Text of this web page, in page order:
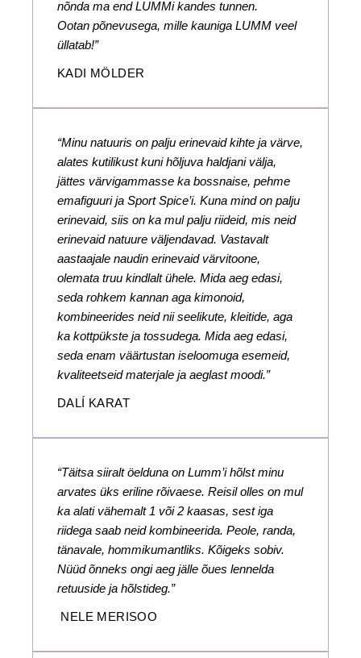
nõnda ma end LUMMi kandes tunnen.
Ootan põnevusega, mille kauniga LUMM veel
üllatab!”
KADI MÖLDER
“Minu natuuris on palju erinevaid kihte ja värve,
alates kutilikust kuni hõljuva haldjani välja,
jättes värvigammasse ka bossnaise, pehme
emafiguuri ja Sport Spice’i. Kuna mind on palju
erinevaid, siis on ka mul palju riideid, mis neid
erinevaid natuure väljendavad. Vastavalt
aastaajale naudin erinevaid värvitoone,
olemata truu kindlalt ühele. Mida aeg edasi,
seda rohkem kannan aga kimonoid,
kombineerides neid nii seelikute, kleitide, aga
ka kottpükste ja tossudega. Mida aeg edasi,
seda enam väärtustan iseloomuga esemeid,
kvaliteetseid materjale ja aeglast moodi.”
DALÍ KARAT
“Täitsa siiralt öelduna on Lumm’i hõlst minu
arvates üks eriline rõivaese. Reisil olles on mul
ka alati vähemalt 1 või 2 kaasas, sest iga
riidega saab neid kombineerida. Peole, randa,
tänavale, hommikumantliks. Kõigeks sobiv.
Nüüd õnneks ongi aeg jälle õues lennelda
retuuside ja hõlstideg.”
NELE MERISOO